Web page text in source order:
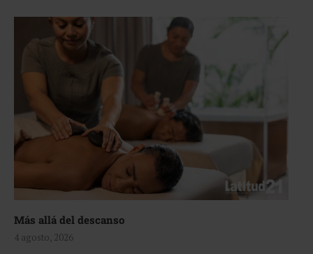
Más allá del descanso
4 agosto, 2026